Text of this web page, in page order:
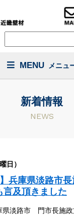
MENU メニュ
新着情報
NEWS
日）
】兵庫県淡路市
言及頂きました
県淡路市 門市長施政